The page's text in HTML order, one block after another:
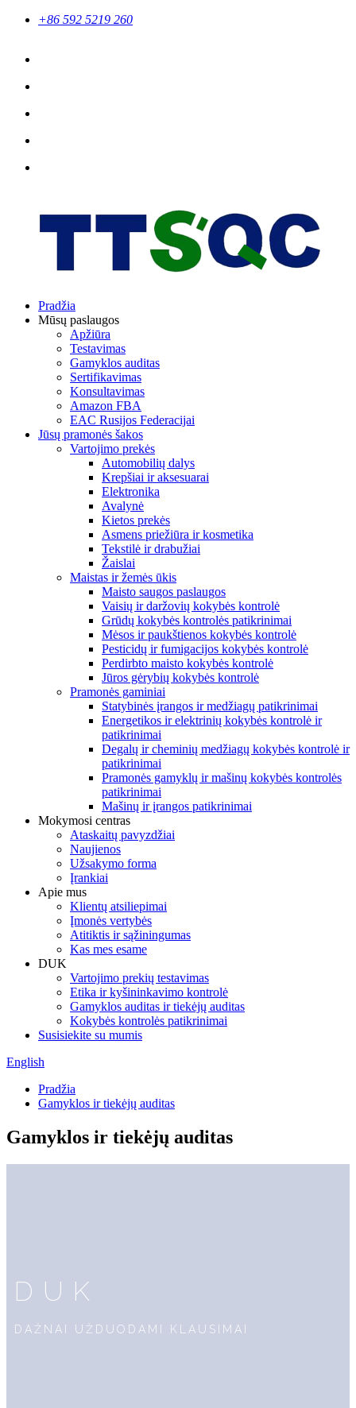
+86 592 5219 260
Pradžia
Mūsų paslaugos
Apžiūra
Testavimas
Gamyklos auditas
Sertifikavimas
Konsultavimas
Amazon FBA
EAC Rusijos Federacijai
Jūsų pramonės šakos
Vartojimo prekės
Automobilių dalys
Krepšiai ir aksesuarai
Elektronika
Avalynė
Kietos prekės
Asmens priežiūra ir kosmetika
Tekstilė ir drabužiai
Žaislai
Maistas ir žemės ūkis
Maisto saugos paslaugos
Vaisių ir daržovių kokybės kontrolė
Grūdų kokybės kontrolės patikrinimai
Mėsos ir paukštienos kokybės kontrolė
Pesticidų ir fumigacijos kokybės kontrolė
Perdirbto maisto kokybės kontrolė
Jūros gėrybių kokybės kontrolė
Pramonės gaminiai
Statybinės įrangos ir medžiagų patikrinimai
Energetikos ir elektrinių kokybės kontrolė ir
patikrinimai
Degalų ir cheminių medžiagų kokybės kontrolė ir
patikrinimai
Pramonės gamyklų ir mašinų kokybės kontrolės
patikrinimai
Mašinų ir įrangos patikrinimai
Mokymosi centras
Ataskaitų pavyzdžiai
Naujienos
Užsakymo forma
Įrankiai
Apie mus
Klientų atsiliepimai
Įmonės vertybės
Atitiktis ir sąžiningumas
Kas mes esame
DUK
Vartojimo prekių testavimas
Etika ir kyšininkavimo kontrolė
Gamyklos auditas ir tiekėjų auditas
Kokybės kontrolės patikrinimai
Susisiekite su mumis
English
Pradžia
Gamyklos ir tiekėjų auditas
Gamyklos ir tiekėjų auditas
DUK
DAŽNAI UŽDUODAMI KLAUSIMAI